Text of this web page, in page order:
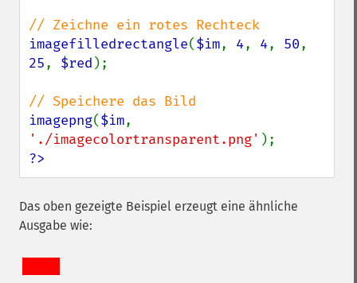
imagefilledrectangle($im, 4, 4, 50
25, $red );
imagepng($im
'./imagecolortransparent.png'
?>
Das oben gezeigte Beispiel erzeugt eine ähnliche
Ausgabe wie: